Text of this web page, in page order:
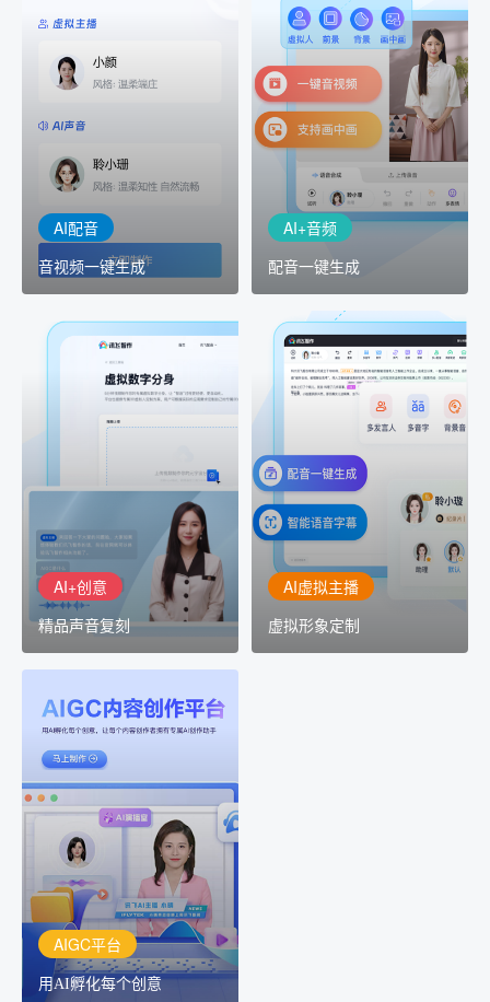
AI配音
音视频一键生成
AI配音
音视频一键生成
室"中输入文本或录音，一
出
AI+音频
配音一键生成
AI+音频
配音一键生成
AI+音频：基于全球领先的
TTS能力打造的AI音频制作
工具，输入文本、选择发
音人即可一键生成专业音
AI+创意
精品声音复刻
AI+创意
精品声音复刻
AI+创意：AIGC 能力集中
展示窗口，体验 AIGC 给
生活和生产带来的改变
AI虚拟主播
虚拟形象定制
讯飞智作：让每一个内容
创作者高效生产灵活定制
AIGC平台
用AI孵化每个创意
AIGC平台
用AI孵化每个创意
讯飞AIGC平台：让每个创
作者都拥有自己的专注AI
创作助手